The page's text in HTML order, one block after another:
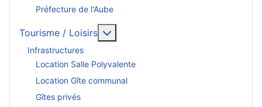
Préfecture de l'Aube
Tourisme / Loisirs
Infrastructures
Location Salle Polyvalente
Location Gîte communal
Gîtes privés